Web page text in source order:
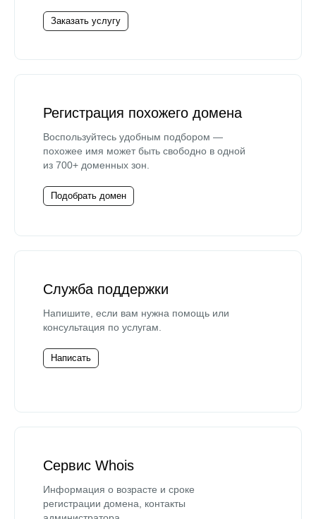
Заказать услугу
Регистрация похожего домена
Воспользуйтесь удобным подбором —
похожее имя может быть свободно в одной
из 700+ доменных зон.
Подобрать домен
Служба поддержки
Напишите, если вам нужна помощь или
консультация по услугам.
Написать
Сервис Whois
Информация о возрасте и сроке
регистрации домена, контакты